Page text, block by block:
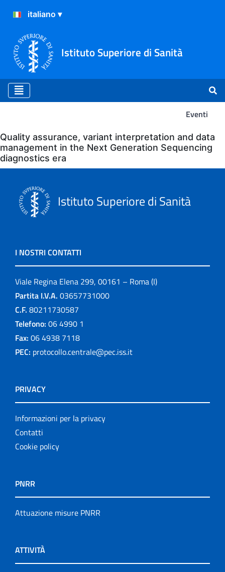
Istituto Superiore di Sanità
Eventi
Eventi
Quality assurance, variant interpretation and data
management in the Next Generation Sequencing
diagnostics era
Istituto Superiore di Sanità
I NOSTRI CONTATTI
Viale Regina Elena 299, 00161 – Roma (I)
Partita I.V.A. 03657731000
C.F. 80211730587
Telefono: 06 4990 1
Fax: 06 4938 7118
PEC: protocollo.centrale@pec.iss.it
PRIVACY
Informazioni per la privacy
Contatti
Cookie policy
PNRR
Attuazione misure PNRR
ATTIVITÀ